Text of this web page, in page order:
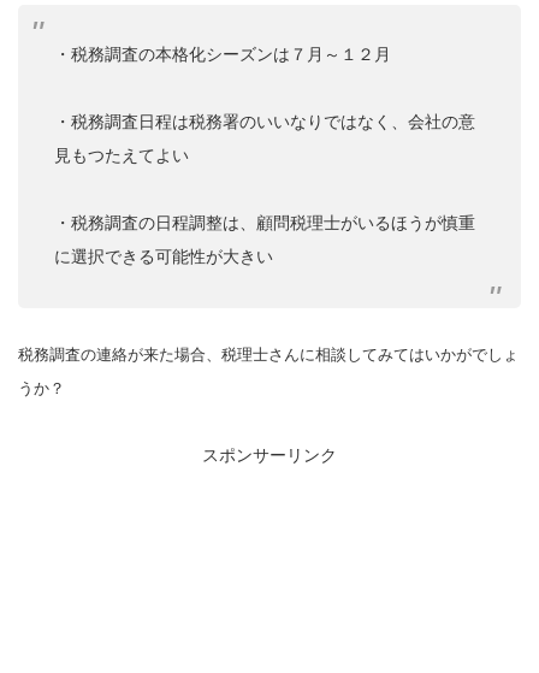
・税務調査の本格化シーズンは７月～１２月
・税務調査日程は税務署のいいなりではなく、会社の意
見もつたえてよい
・税務調査の日程調整は、顧問税理士がいるほうが慎重
に選択できる可能性が大きい
税務調査の連絡が来た場合、税理士さんに相談してみてはいかがでしょ
うか？
スポンサーリンク